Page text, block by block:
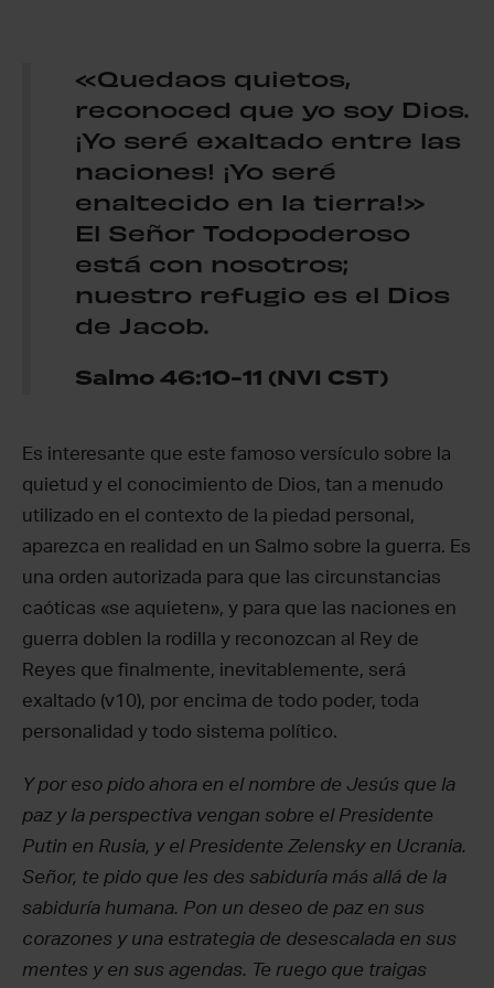
«Quedaos quietos,
reconoced que yo soy Dios.
¡Yo seré exaltado entre las
naciones! ¡Yo seré
enaltecido en la tierra!»
El Señor Todopoderoso
está con nosotros;
nuestro refugio es el Dios
de Jacob.
Salmo 46:10-11 (NVI CST)
Es interesante que este famoso versículo sobre la
quietud y el conocimiento de Dios, tan a menudo
utilizado en el contexto de la piedad personal,
aparezca en realidad en un Salmo sobre la guerra. Es
una orden autorizada para que las circunstancias
caóticas «se aquieten», y para que las naciones en
guerra doblen la rodilla y reconozcan al Rey de
Reyes que finalmente, inevitablemente, será
exaltado (v10), por encima de todo poder, toda
personalidad y todo sistema político.
Y por eso pido ahora en el nombre de Jesús que la
paz y la perspectiva vengan sobre el Presidente
Putin en Rusia, y el Presidente Zelensky en Ucrania.
Señor, te pido que les des sabiduría más allá de la
sabiduría humana. Pon un deseo de paz en sus
corazones y una estrategia de desescalada en sus
mentes y en sus agendas. Te ruego que traigas